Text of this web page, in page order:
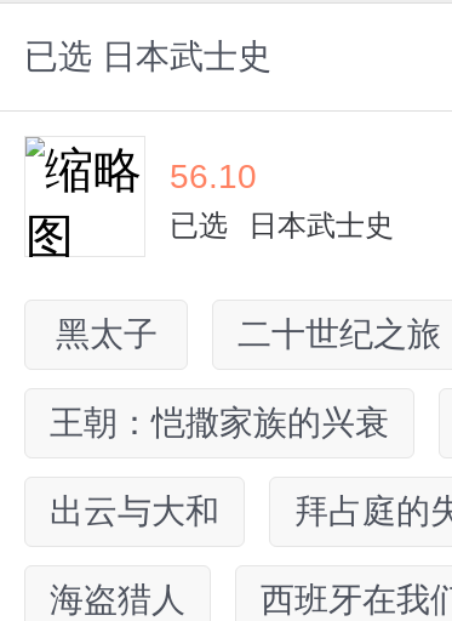
已选 日本武士史
56.10
已选 日本武士史
黑太子 二十世纪之旅
王朝：恺撒家族的兴衰
出云与大和 拜占庭的
海盗猎人 西班牙在我